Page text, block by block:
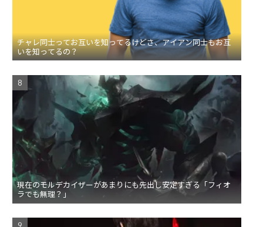
チャレ同士ってお互いを知ってるけどさ、アイアン同士もお互
いを知ってるの？
現在のモルデカイザーがあまりにも先出し安定すぎる「フィオ
ラでも無理？」